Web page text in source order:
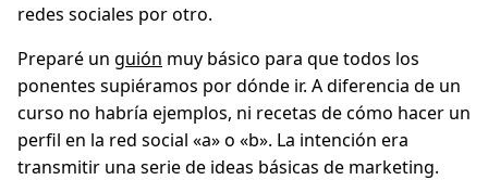
redes sociales por otro.
Preparé un guión muy básico para que todos los
ponentes supiéramos por dónde ir. A diferencia de un
curso no habría ejemplos, ni recetas de cómo hacer un
perfil en la red social «a» o «b». La intención era
transmitir una serie de ideas básicas de marketing.